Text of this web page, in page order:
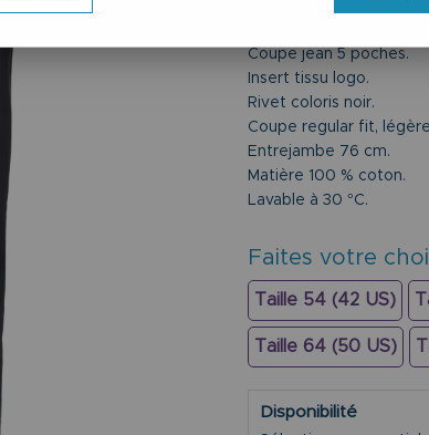
Coupe jean 5 poches.
Insert tissu logo.
Rivet coloris noir.
Coupe regular fit,
Entrejambe 76 cm.
Matière 100 % coton.
Lavable à 30 °C.
Faites votre
Taille 54 (42 US)
Taille 64 (50 US)
Disponibilité